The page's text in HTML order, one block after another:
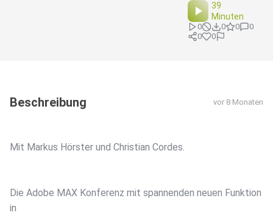
39
Minuten
0 0 0
0
0
0
Beschreibung vor 8 Monaten
Mit Markus Hörster und Christian Cordes.
Die Adobe MAX Konferenz mit spannenden neuen Funktion
in